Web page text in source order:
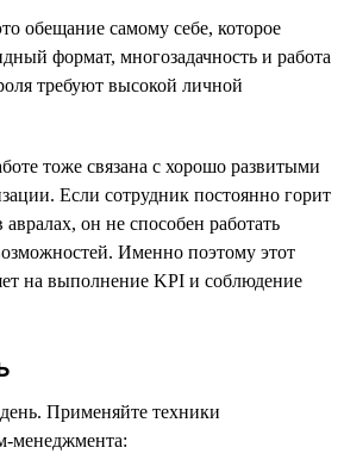
обещание самому себе, которое
формат, многозадачность и работа
требуют высокой личной
тоже связана с хорошо развитыми
Если сотрудник постоянно горит
он не способен работать
Именно поэтому этот
на выполнение KPI и соблюдение
Применяйте техники
менеджмента: